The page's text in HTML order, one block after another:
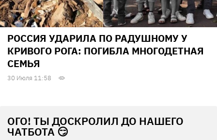
РОССИЯ УДАРИЛА ПО РАДУШНОМУ У
КРИВОГО РОГА: ПОГИБЛА МНОГОДЕТНАЯ
СЕМЬЯ
30 Июля 11:58
ОГО! ТЫ ДОСКРОЛИЛ ДО НАШЕГО
ЧАТБОТА 😏